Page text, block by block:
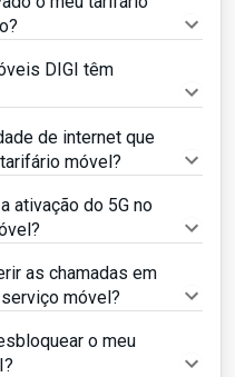
DIGI têm
de internet que
móvel?
ativação do 5G no
as chamadas em
móvel?
o meu